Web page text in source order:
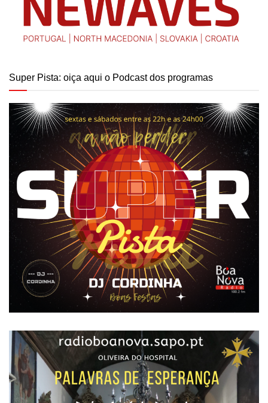
Super Pista: oiça aqui o Podcast dos programas